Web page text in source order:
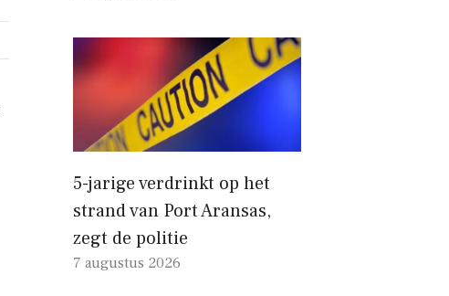
5-jarige verdrinkt op het
strand van Port Aransas,
zegt de politie
7 augustus 2026